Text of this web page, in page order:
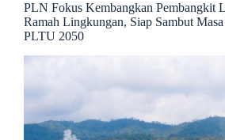
PLN Fokus Kembangkan Pembangkit
Ramah Lingkungan, Siap Sambut Masa
PLTU 2050